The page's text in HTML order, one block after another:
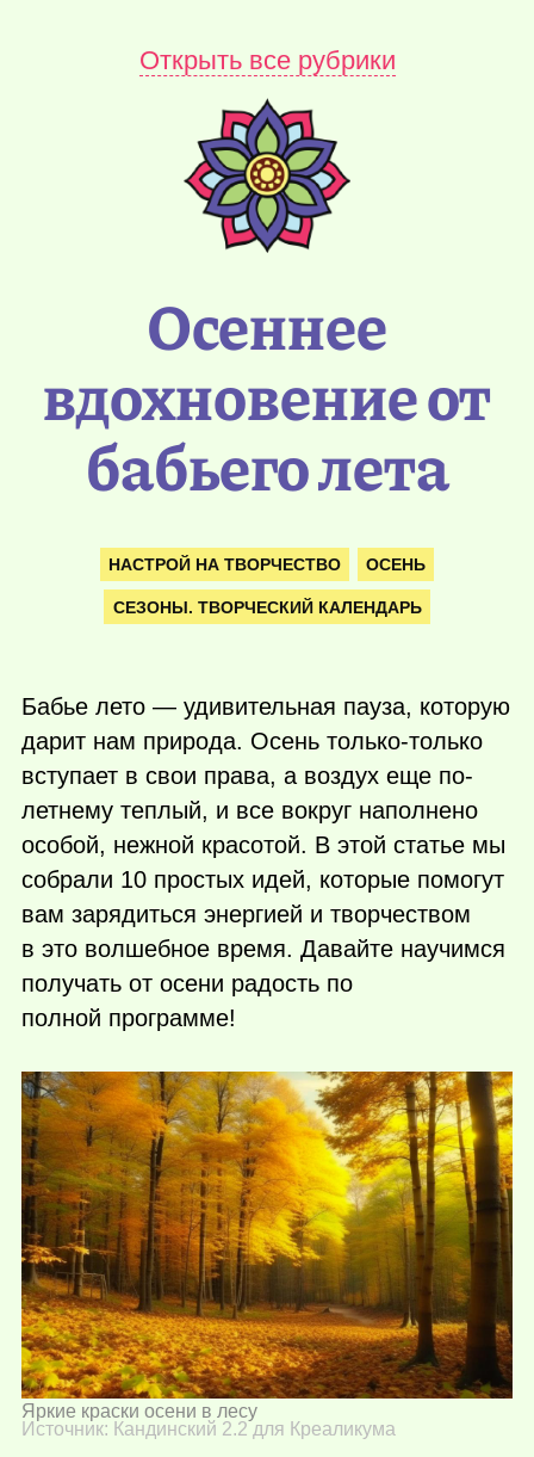
Открыть все рубрики
Осеннее
вдохновение от
бабьего лета
НАСТРОЙ НА ТВОРЧЕСТВО ОСЕНЬ
СЕЗОНЫ. ТВОРЧЕСКИЙ КАЛЕНДАРЬ
Бабье лето — удивительная пауза, которую
дарит нам природа. Осень только-только
вступает в свои права, а воздух еще по-
летнему теплый, и все вокруг наполнено
особой, нежной красотой. В этой статье мы
собрали 10 простых идей, которые помогут
вам зарядиться энергией и творчеством
в это волшебное время. Давайте научимся
получать от осени радость по
полной программе!
Яркие краски осени в лесу
Источник: Кандинский 2.2 для Креаликума